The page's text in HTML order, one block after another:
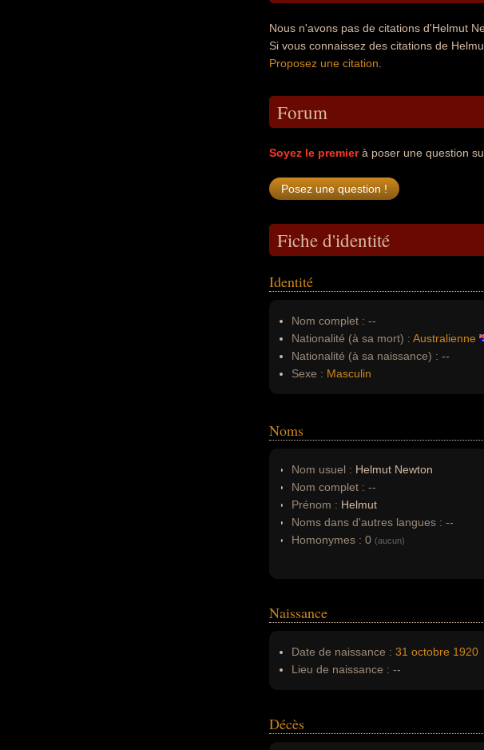
Nous n'avons pas de citations d'Helmut
Si vous connaissez des citations de
Proposez une citation
Forum
Soyez le premierà poser une question
Fiche d'identité
Identité
Nom complet : --
Nationalité (à sa mort) : Australienne
Nationalité (à sa naissance) : --
Sexe : Masculin
Noms
Nom usuel : Helmut Newton
Nom complet : --
Prénom : Helmut
Noms dans d'autres langues : --
Homonymes : 0 (aucun)
Naissance
Date de naissance : 31 octobre 1920
Lieu de naissance : --
Décès